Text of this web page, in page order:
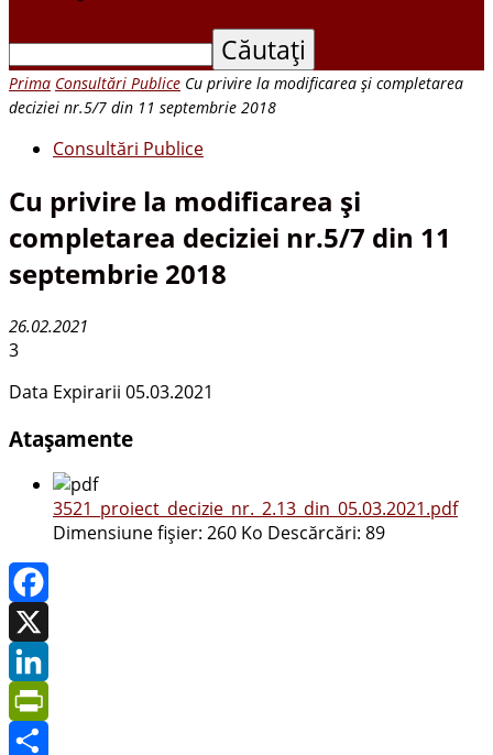
Prima Consultări Publice Cu privire la modificarea și completarea
deciziei nr.5/7 din 11 septembrie 2018
Consultări Publice
Cu privire la modificarea și
completarea deciziei nr.5/7 din 11
septembrie 2018
26.02.2021
3
Data Expirarii 05.03.2021
Atașamente
3521_proiect_decizie_nr._2.13_din_05.03.2021.pdf
Dimensiune fișier: 260 Ko Descărcări: 89
Facebook
X
LinkedIn
PrintFriendly